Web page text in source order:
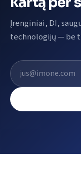
Įrenginiai, DI,
technologijų — be
El. pašto adresas